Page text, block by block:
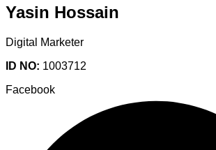
Yasin Hossain
Digital Marketer
ID NO: 1003712
Facebook